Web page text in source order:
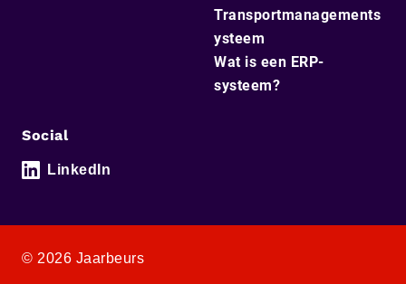
Transportmanagements
ysteem
Wat is een ERP-
systeem?
Social
LinkedIn
© 2026 Jaarbeurs